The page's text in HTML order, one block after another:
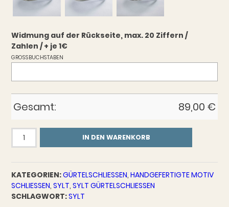
Widmung auf der Rückseite, max. 20 Ziffern /
Zahlen / + je 1€
GROSSBUCHSTABEN
Gesamt: 89,00 €
Gürtelschließe
Sylt
vertieft
Menge
IN DEN WARENKORB
KATEGORIEN:GÜRTELSCHLIESSEN ,HANDGEFERTIGTE MOTIV
SCHLIESSEN ,SYLT,SYLT GÜRTELSCHLIESSEN
SCHLAGWORT:SYLT